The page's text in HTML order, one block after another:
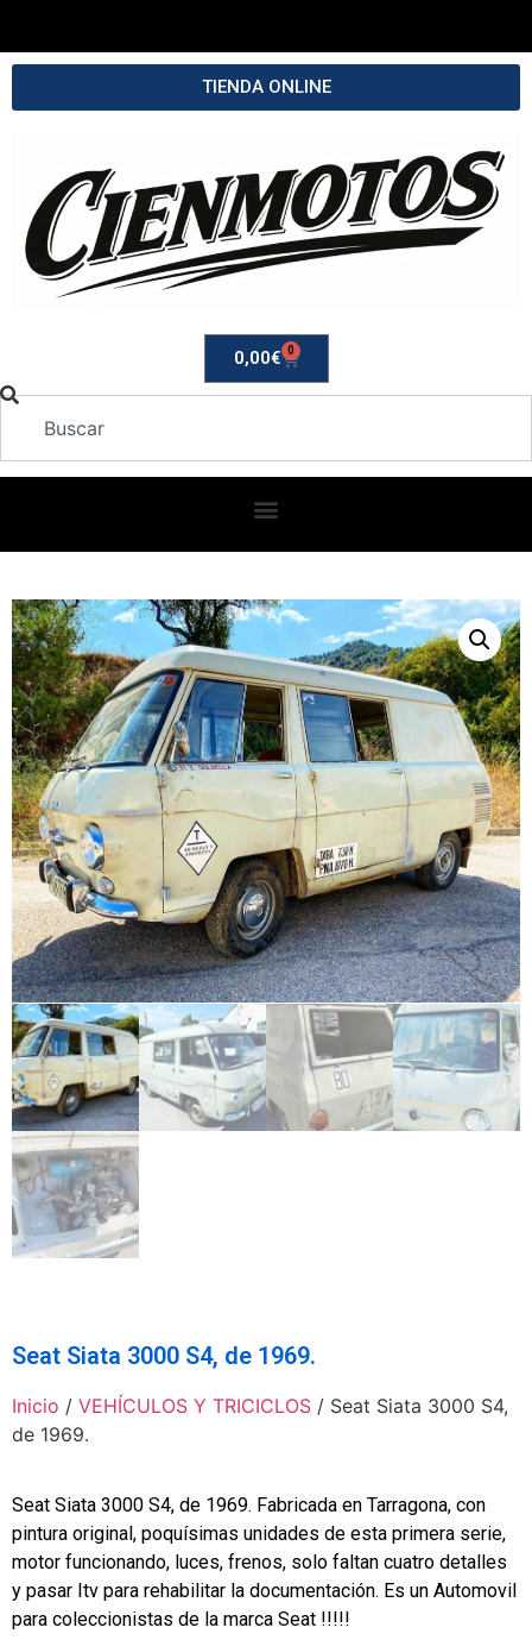
TIENDA ONLINE
0,00€ 0
Seat Siata 3000 S4, de 1969.
Inicio / VEHÍCULOS Y TRICICLOS / Seat Siata 3000 S4,
de 1969.
Seat Siata 3000 S4, de 1969. Fabricada en Tarragona, con
pintura original, poquísimas unidades de esta primera serie,
motor funcionando, luces, frenos, solo faltan cuatro detalles
y pasar Itv para rehabilitar la documentación. Es un Automovil
para coleccionistas de la marca Seat !!!!!